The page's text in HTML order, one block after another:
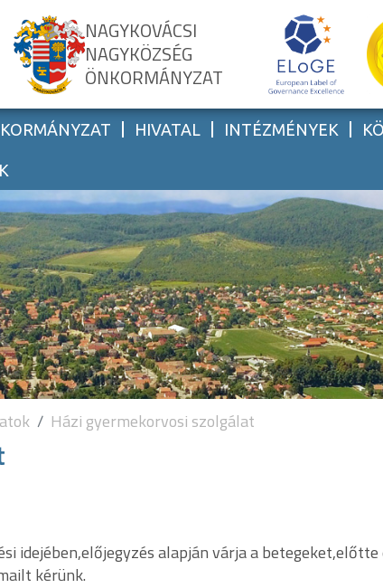
NAGYKOVÁCSI
NAGYKÖZSÉG
ÖNKORMÁNYZAT
HIVATAL INTÉZMÉNYEK
Házi gyermekorvosi szolgálat
idejében,előjegyzés alapján várja a betegeket,előtte
kérünk.